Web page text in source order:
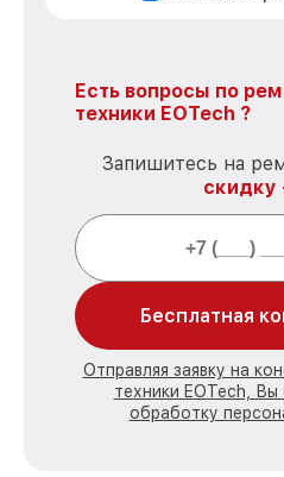
Есть вопросы по
техники EOTech ?
Запишитесь на
скидку
Бесплатная
Отправляя заявку на
техники EOTech, Вы
обработку